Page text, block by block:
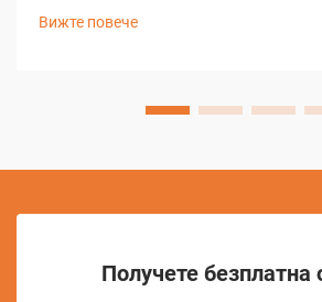
прецизно производство и предлага
Вижте повече
Получете безплатна